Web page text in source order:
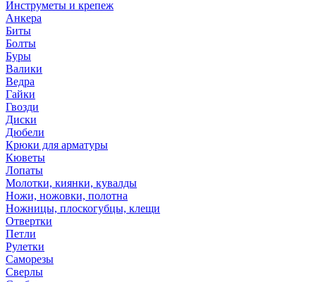
Инструметы и крепеж
Анкера
Биты
Болты
Буры
Валики
Ведра
Гайки
Гвозди
Диски
Дюбели
Крюки для арматуры
Кюветы
Лопаты
Молотки, киянки, кувалды
Ножи, ножовки, полотна
Ножницы, плоскогубцы, клещи
Отвертки
Петли
Рулетки
Саморезы
Сверлы